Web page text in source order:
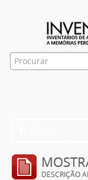
DESCRIÇÃO